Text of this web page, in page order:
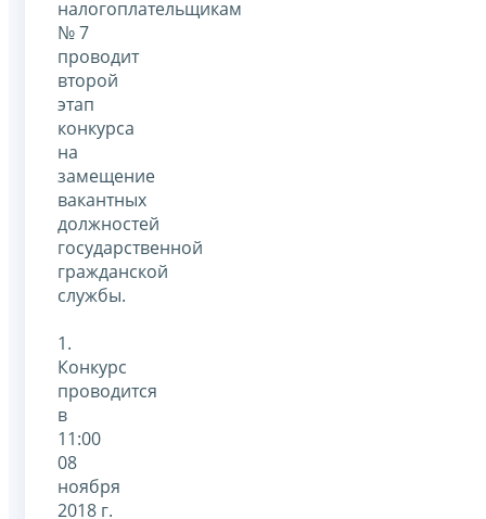
налогоплательщикам
№ 7
проводит
второй
этап
конкурса
на
замещение
вакантных
должностей
государственной
гражданской
службы.
1.
Конкурс
проводится
в
11:00
08
ноября
2018 г.